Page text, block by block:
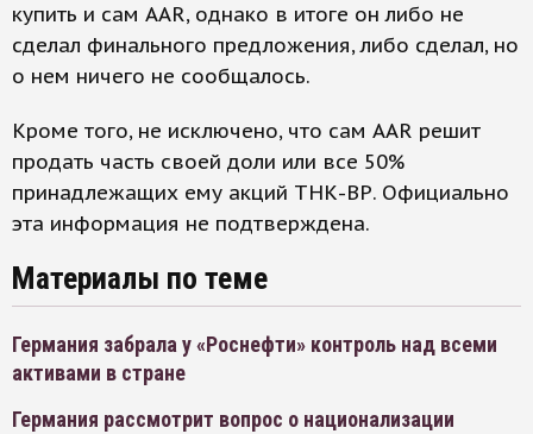
купить и сам AAR, однако в итоге он либо не
сделал финального предложения, либо сделал, но
о нем ничего не сообщалось.
Кроме того, не исключено, что сам AAR решит
продать часть своей доли или все 50%
принадлежащих ему акций ТНК-ВР. Официально
эта информация не подтверждена.
Материалы по теме
Германия забрала у «Роснефти» контроль над всеми
активами в стране
Германия рассмотрит вопрос о национализации